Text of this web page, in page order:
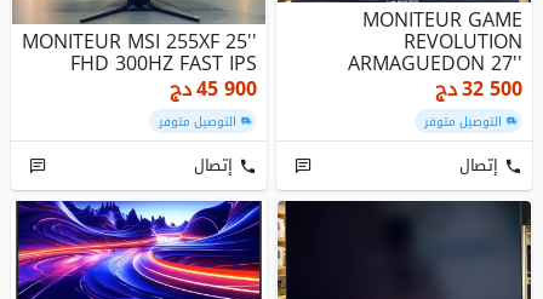
MONITEUR GAME
REVOLUTION
ARMAGUEDON 27''
165HZ 1MS AJUTABLE
32 500دج
التوصيل متوفر
إتصال
MONITEUR MSI 255XF 25''
FHD 300HZ FAST IPS
45 900دج
التوصيل متوفر
إتصال